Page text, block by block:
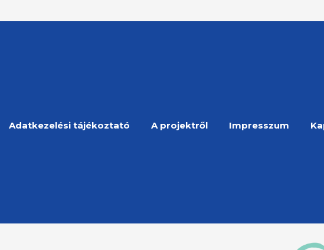
Adatkezelési tájékoztató A projektről Impresszum